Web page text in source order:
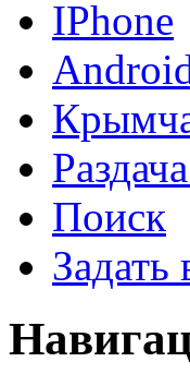
IPhone
Поиск
Задать